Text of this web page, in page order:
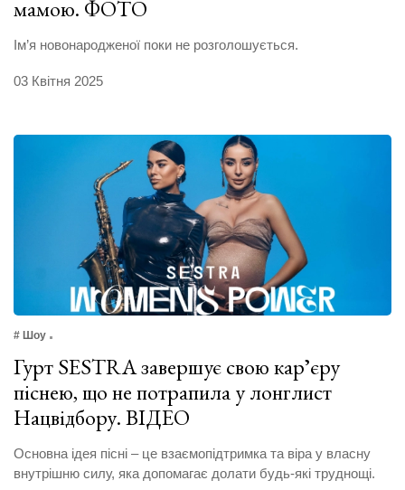
мамою. ФОТО
Ім’я новонародженої поки не розголошується.
03 Квітня 2025
# Шоу
Гурт SESTRA завершує свою карʼєру
піснею, що не потрапила у лонглист
Нацвідбору. ВІДЕО
Основна ідея пісні – це взаємопідтримка та віра у власну
внутрішню силу, яка допомагає долати будь-які труднощі.